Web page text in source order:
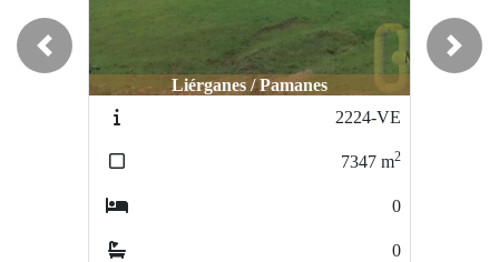
Liérganes / Pamanes
2224-VE
7347m 2
Liérganes / Pamanes
Previous Next